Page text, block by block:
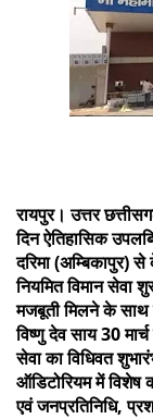
रायपुर। उत्तर
दिन ऐतिहासिक
दरिमा (अम्बिकापुर)
नियमित विमान सेवा
मजबूती मिलने के साथ
विष्णु देव साय 30
सेवा का विधिवत
ऑडिटोरियम में विशेष
एवं जनप्रतिनिधि,